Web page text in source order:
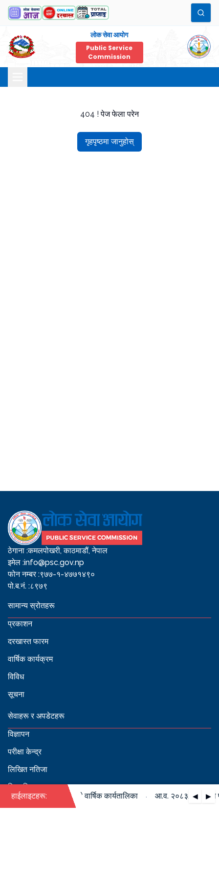
लोक सेवा आयोग
Public Service
Commission
404 ! पेज फेला परेन
गृहपृष्ठमा जानुहोस्
ठेगाना :कमलपोखरी, काठमाडौं, नेपाल
इमेल :info@psc.gov.np
फोन नम्बर :९७७-१-४७७१४९०
पो.ब.नं. :८९७९
सामान्य स्रोतहरू
प्रकाशन
दरखास्त फारम
वार्षिक कार्यक्रम
विविध
सूचना
सेवाहरू र अपडेटहरू
विज्ञापन
परीक्षा केन्द्र
लिखित नतिजा
सिफारिस
हाईलाइटहरू: ◀ ▶
०८४ को पदपूर्ति सम्बन्धी वार्षिक कार्यतालिका आ.व. २०८३/०८४ को